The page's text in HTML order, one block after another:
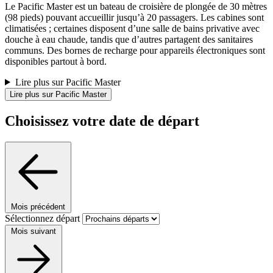
Le Pacific Master est un bateau de croisière de plongée de 30 mètres
(98 pieds) pouvant accueillir jusqu’à 20 passagers. Les cabines sont
climatisées ; certaines disposent d’une salle de bains privative avec
douche à eau chaude, tandis que d’autres partagent des sanitaires
communs. Des bornes de recharge pour appareils électroniques sont
disponibles partout à bord.
Lire plus sur Pacific Master
Lire plus sur Pacific Master
Choisissez votre date de départ
Mois précédent
Sélectionnez départ
Mois suivant